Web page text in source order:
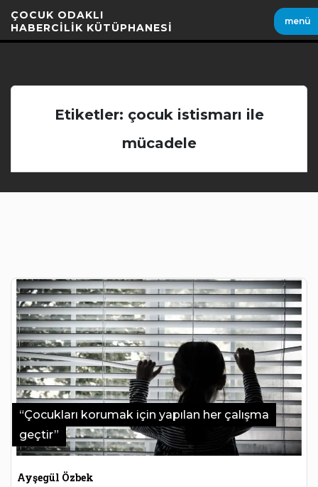
Geç
ÇOCUK ODAKLI
HABERCİLİK KÜTÜPHANESİ
menü
Etiketler: çocuk istismarı ile
mücadele
“Çocukları korumak için yapılan her çalışma
geçtir”
Ayşegül Özbek